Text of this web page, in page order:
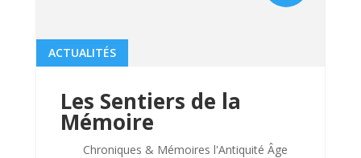
Les Sentiers de la
Mémoire
ACTUALITÉS
Chroniques & Mémoires l'Antiquité Âge